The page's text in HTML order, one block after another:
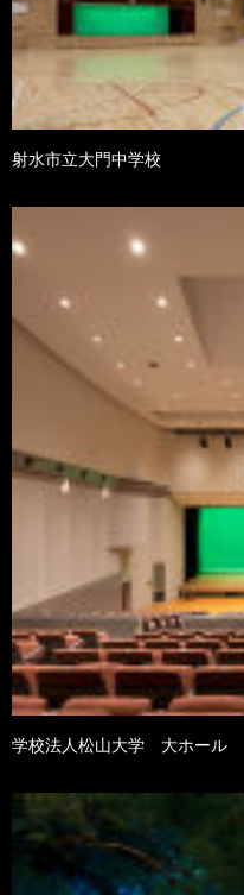
射水市立大門中学校
学校法人松山大学 大ホール